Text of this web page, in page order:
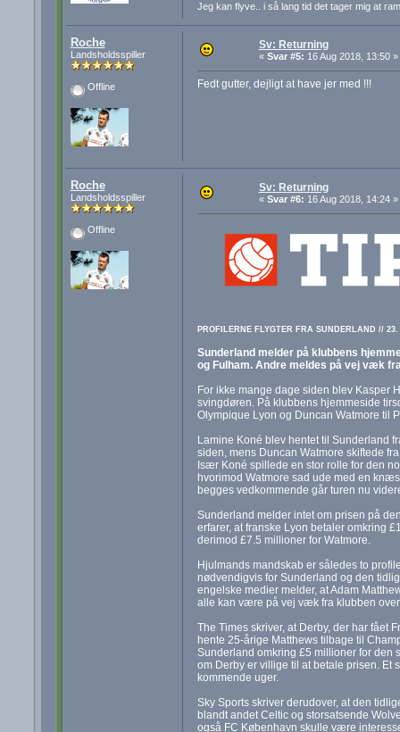
Jeg kan flyve.. i så lang tid det tager mig at
Roche
Landsholdsspiller
Offline
Sv: Returning
« Svar #5: 16 Aug 2018, 13:50 »
Fedt gutter, dejligt at have jer med !!!
Roche
Landsholdsspiller
Offline
Sv: Returning
« Svar #6: 16 Aug 2018, 14:24 »
PROFILERNE FLYGTER FRA SUNDERLAND // 23.
Sunderland melder på klubbens
og Fulham. Andre meldes på vej væk
For ikke mange dage siden blev Kasper
svingdøren. På klubbens hjemmeside
Olympique Lyon og Duncan Watmore til
Lamine Koné blev hentet til Sunderland
siden, mens Duncan Watmore skiftede
Især Koné spillede en stor rolle for den
hvorimod Watmore sad ude med en
begges vedkommende går turen nu
Sunderland melder intet om prisen på
erfarer, at franske Lyon betaler omkring
derimod £7.5 millioner for Watmore.
Hjulmands mandskab er således to
nødvendigvis for Sunderland og den
engelske medier melder, at Adam
alle kan være på vej væk fra klubben
The Times skriver, at Derby, der har fået
hente 25-årige Matthews tilbage til
Sunderland omkring £5 millioner for den
om Derby er villige til at betale prisen. Et
kommende uger.
Sky Sports skriver derudover, at den
blandt andet Celtic og storsatsende
også FC København skulle være